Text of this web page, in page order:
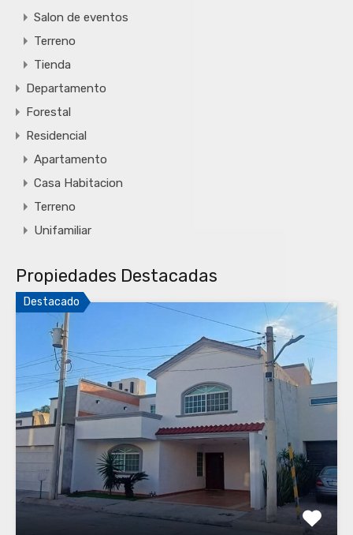
Salon de eventos
Terreno
Tienda
Departamento
Forestal
Residencial
Apartamento
Casa Habitacion
Terreno
Unifamiliar
Propiedades Destacadas
Destacado